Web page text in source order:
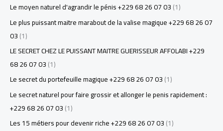
Le moyen naturel d'agrandir le pénis +229 68 26 07 03(1)
Le plus puissant maitre marabout de la valise magique +229 68 26 07
03(1)
LE SECRET CHEZ LE PUISSANT MAITRE GUERISSEUR AFFOLABI +229
68 26 07 03(1)
Le secret du portefeuille magique +229 68 26 07 03(1)
Le secret naturel pour faire grossir et allonger le penis rapidement :
+229 68 26 07 03(1)
Les 15 métiers pour devenir riche +229 68 26 07 03(1)